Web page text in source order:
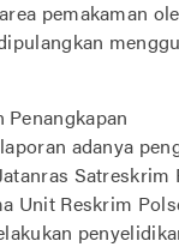
pemakaman
Penangkapan
adanya
Satreskrim
Unit Reskrim